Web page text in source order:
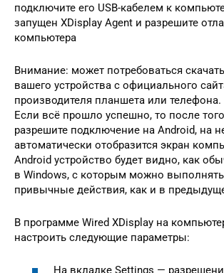
подключите его USB-кабелем к
запущен XDisplay Agent и разрешите
компьютера
Внимание: может потребоваться
вашего устройства с официального
производителя планшета или телефона.
Если всё прошло успешно, то после
разрешите подключение на Android, на
автоматически отобразится экран
Android устройство будет видно, как
в Windows, с которым можно
привычные действия, как и в
В программе Wired XDisplay на
настроить следующие параметры:
На вкладке Settings —